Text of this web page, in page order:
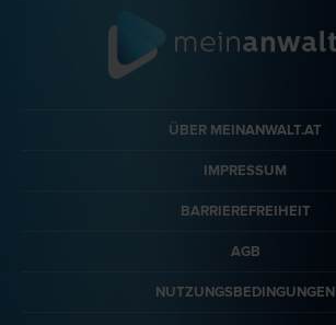
ÜBER MEINANWALT.AT
IMPRESSUM
BARRIEREFREIHEIT
AGB
NUTZUNGSBEDINGUNGEN